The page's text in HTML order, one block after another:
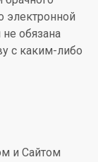
электронной
обязана
с каким-либо
и Сайтом